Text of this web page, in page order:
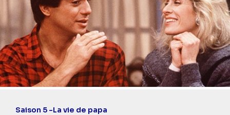
Saison 5 -La vie de papa